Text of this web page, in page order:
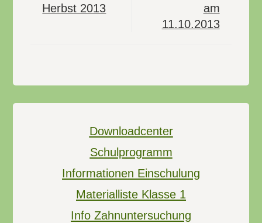
Herbst 2013
am
11.10.2013
Downloadcenter
Schulprogramm
Informationen Einschulung
Materialliste Klasse 1
Info Zahnuntersuchung